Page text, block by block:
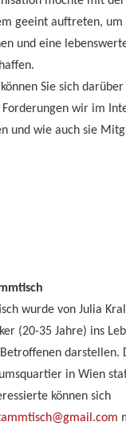
geeint auftreten,
und eine
können Sie sich
wir im
und wie auch sie
wurde von Julia
(20-35 Jahre) ins
in Wien
können sich